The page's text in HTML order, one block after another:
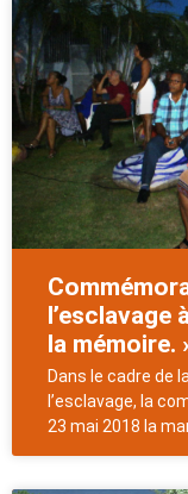
l’esclavage
la mémoire.
Dans le cadre de
l’esclavage, la
23 mai 2018 la